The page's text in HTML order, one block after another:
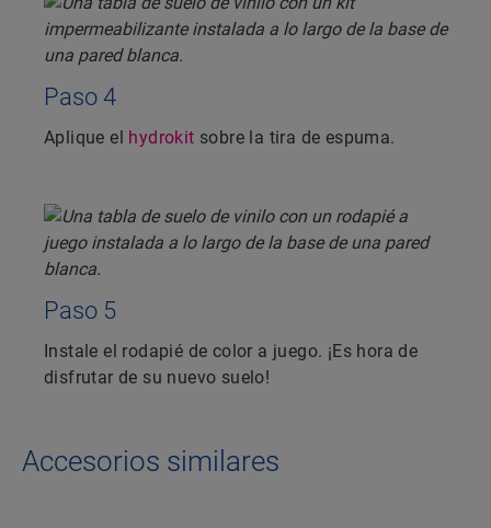
Paso 4
Aplique el hydrokit sobre la tira de espuma.
Paso 5
Instale el rodapié de color a juego. ¡Es hora de
disfrutar de su nuevo suelo!
Accesorios similares